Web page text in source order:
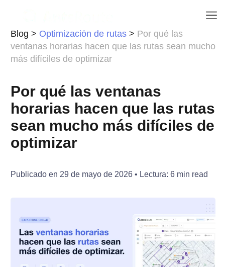
Blog > Optimización de rutas > Por qué las
ventanas horarias hacen que las rutas sean mucho
más difíciles de optimizar
Por qué las ventanas
horarias hacen que las rutas
sean mucho más difíciles de
optimizar
Publicado en 29 de mayo de 2026 • Lectura: 6 min read